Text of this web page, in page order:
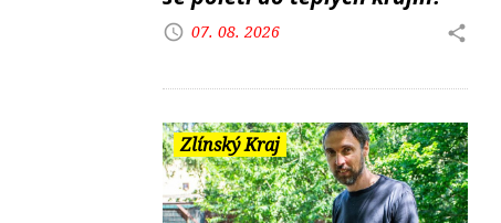
07. 08. 2026
Zlínský Kraj